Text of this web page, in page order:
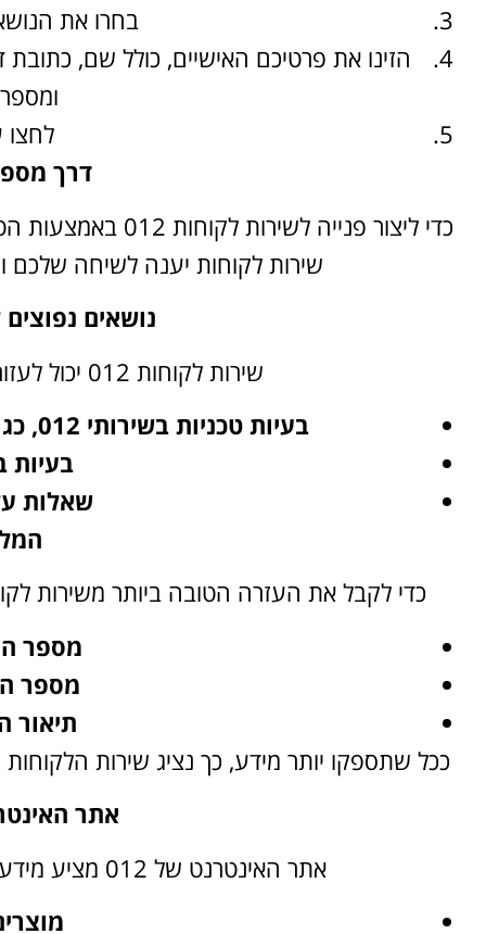
בחרו את
הזינו את פרטיכם האישיים, כולל שם,
דרך
שירות לקוחות יענה לשיחה שלכם
נושאים
שירות לקוחות 012 יכול לעזור לכם עם מגוון נושאים, כולל:
בעיות טכניות בשירותי 012, כגון חיבור לאינטרנט, טלפון, והקפיצה
בעיות
שאלות על
כדי לקבל את העזרה הטובה ביותר משירות לקוחות 012, מומלץ להכין מראש את
מספר
מספר
תיאור
ככל שתספקו יותר מידע, כך נציג שירות
אתר
אתר האינטרנט של 012 מציע מידע מקיף על החברה ושירותיה, לרבות: